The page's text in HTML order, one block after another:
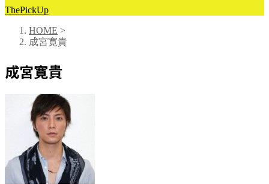
ThePickUp
HOME >
成宮寛貴
成宮寛貴